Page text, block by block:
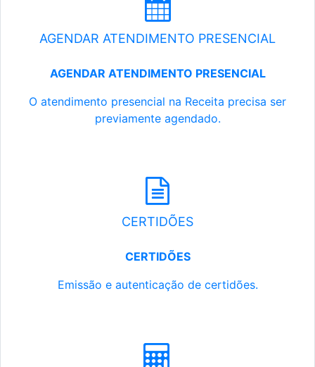
AGENDAR ATENDIMENTO PRESENCIAL
AGENDAR ATENDIMENTO PRESENCIAL
O atendimento presencial na Receita precisa ser
previamente agendado.
CERTIDÕES
CERTIDÕES
Emissão e autenticação de certidões.